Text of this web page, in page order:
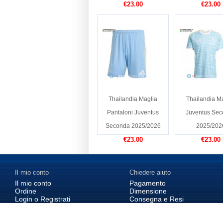
€23.00 €23.00
Thailandia Maglia
Pantaloni Juventus
Seconda 2025/2026
€23.00
Thailandia
Juventus
2025/
€23.00
Il mio conto
Il mio conto
Ordine
Login o Registrati
Chiedere aiuto
Pagamento
Dimensione
Consegna e Resi